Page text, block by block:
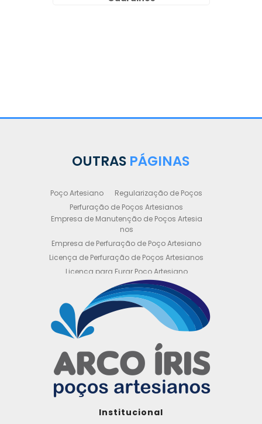
OUTRAS PÁGINAS
Poço Artesiano
Regularização de Poços
Perfuração de Poços Artesianos
Empresa de Manutenção de Poços Artesia
nos
Empresa de Perfuração de Poço Artesiano
Licença de Perfuração de Poços Artesianos
Licença para Furar Poço Artesiano
Licença para Perfuração de Poço Artesiano
Licença para Poço Semi Artesiano
Manutenção de Poço Semi Artesiano
Manutenção Preventiva de Poços Artesiano
Obtenha sua Licença de Perfuração de Poç
o Artesiano
Orçamento de Poço Semi Artesiano
Orçamento para Perfuração de Poço Artesi
ano
Outorga DAEE para Poço Artesiano
Institucional